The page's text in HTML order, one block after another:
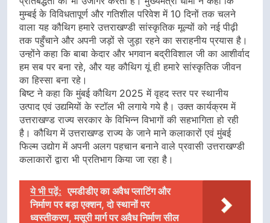
मुम्बई के विविधतापूर्ण और गतिशील परिवेश में 10 दिनों तक चलने
वाला यह कौथिग हमारे उत्तराखण्डी सांस्कृतिक मूल्यों को नई पीढ़ी
तक पहुँचाने और अपनी जड़ों से जुड़ा रहने का सराहनीय प्रयास है।
उन्होंने कहा कि बाबा केदार और भगवान बद्रीविशाल जी का आशीर्वाद
हम सब पर बना रहे, और यह कौथिग यूं ही हमारे सांस्कृतिक जीवन
का हिस्सा बना रहे।
बिष्ट ने कहा कि मुंबई कौथिग 2025 में वृहद स्तर पर स्थानीय
उत्पाद एवं उद्यमियों के स्टॉल भी लगाये गये है। उक्त कार्यक्रम में
उत्तराखण्ड राज्य सरकार के विभिन्न विभागों की सहभागिता हो रही
है। कौथिग में उत्तराखण्ड राज्य के जाने माने कलाकारों एवं मुंबई
फिल्म उद्योग में अपनी अलग पहचान बनाने वाले प्रवासी उत्तराखण्डी
कलाकारों द्वारा भी प्रतिभाग किया जा रहा है।
ये भी पढ़ें: एमडीडीए का अवैध प्लाटिंग और
निर्माण पर बड़ा एक्शन, दो स्थानों पर
ध्वस्तीकरण, मसूरी मार्ग पर अवैध निर्माण सील